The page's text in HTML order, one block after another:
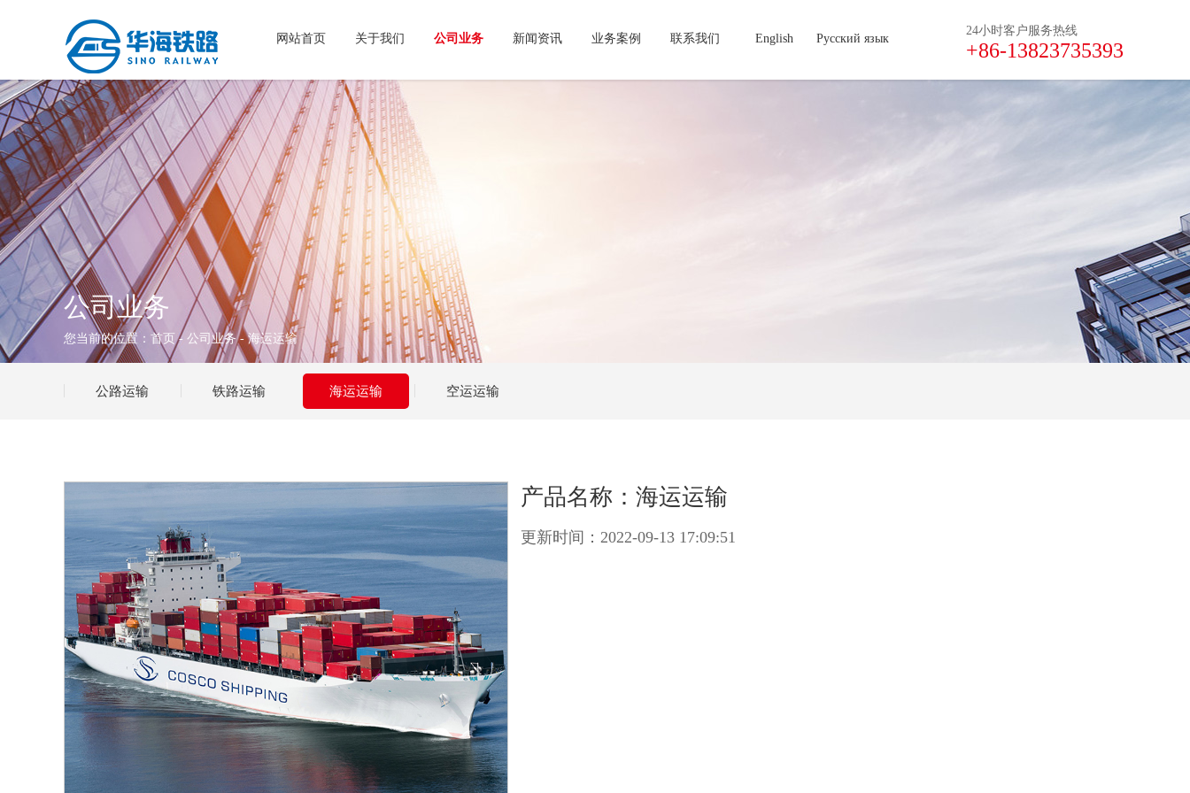
网站首页 关于我们 公司业务 新闻资讯 业务案例 联系我们 English Русский язык
24小时客户服务热线
+86-13823735393
公司业务
您当前的位置： 首页 - 公司业务- 海运运输
公路运输 铁路运输 海运运输 空运运输
产品名称：海运运输
更新时间：2022-09-13 17:09:51